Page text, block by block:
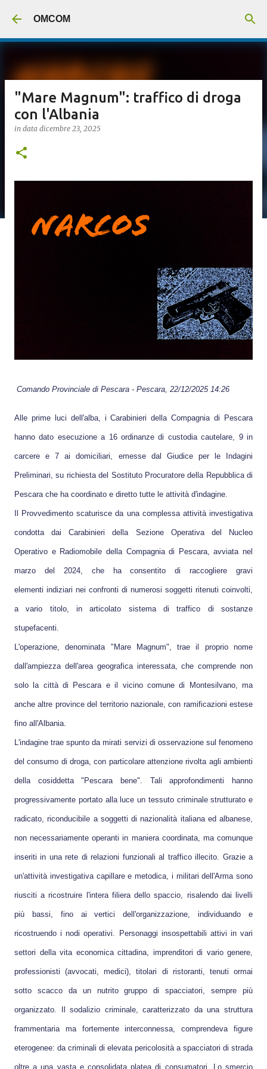
OMCOM
"Mare Magnum": traffico di droga
con l'Albania
in data dicembre 23, 2025
Comando Provinciale di Pescara - Pescara, 22/12/2025 14:26
Alle prime luci dell'alba, i Carabinieri della Compagnia di Pescara
hanno dato esecuzione a 16 ordinanze di custodia cautelare, 9 in
carcere e 7 ai domiciliari, emesse dal Giudice per le Indagini
Preliminari, su richiesta del Sostituto Procuratore della Repubblica di
Pescara che ha coordinato e diretto tutte le attività d'indagine.
Il Provvedimento scaturisce da una complessa attività investigativa
condotta dai Carabinieri della Sezione Operativa del Nucleo
Operativo e Radiomobile della Compagnia di Pescara, avviata nel
marzo del 2024, che ha consentito di raccogliere gravi
elementi indiziari nei confronti di numerosi soggetti ritenuti coinvolti,
a vario titolo, in articolato sistema di traffico di sostanze
stupefacenti.
L'operazione, denominata "Mare Magnum", trae il proprio nome
dall'ampiezza dell'area geografica interessata, che comprende non
solo la città di Pescara e il vicino comune di Montesilvano, ma
anche altre province del territorio nazionale, con ramificazioni estese
fino all'Albania.
L'indagine trae spunto da mirati servizi di osservazione sul fenomeno
del consumo di droga, con particolare attenzione rivolta agli ambienti
della cosiddetta "Pescara bene". Tali approfondimenti hanno
progressivamente portato alla luce un tessuto criminale strutturato e
radicato, riconducibile a soggetti di nazionalità italiana ed albanese,
non necessariamente operanti in maniera coordinata, ma comunque
inseriti in una rete di relazioni funzionali al traffico illecito. Grazie a
un'attività investigativa capillare e metodica, i militari dell'Arma sono
riusciti a ricostruire l'intera filiera dello spaccio, risalendo dai livelli
più bassi, fino ai vertici dell'organizzazione, individuando e
ricostruendo i nodi operativi. Personaggi insospettabili attivi in vari
settori della vita economica cittadina, imprenditori di vario genere,
professionisti (avvocati, medici), titolari di ristoranti, tenuti ormai
sotto scacco da un nutrito gruppo di spacciatori, sempre più
organizzato. Il sodalizio criminale, caratterizzato da una struttura
frammentaria ma fortemente interconnessa, comprendeva figure
eterogenee: da criminali di elevata pericolosità a spacciatori di strada
oltre a una vasta e consolidata platea di consumatori. Lo smercio